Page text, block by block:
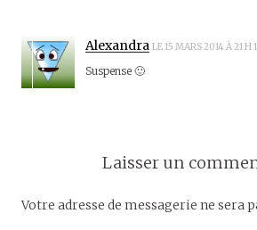
Alexandra LE 15 MARS 2014 À 21 H
Suspense 🙂
Laisser un
Votre adresse de messagerie ne sera